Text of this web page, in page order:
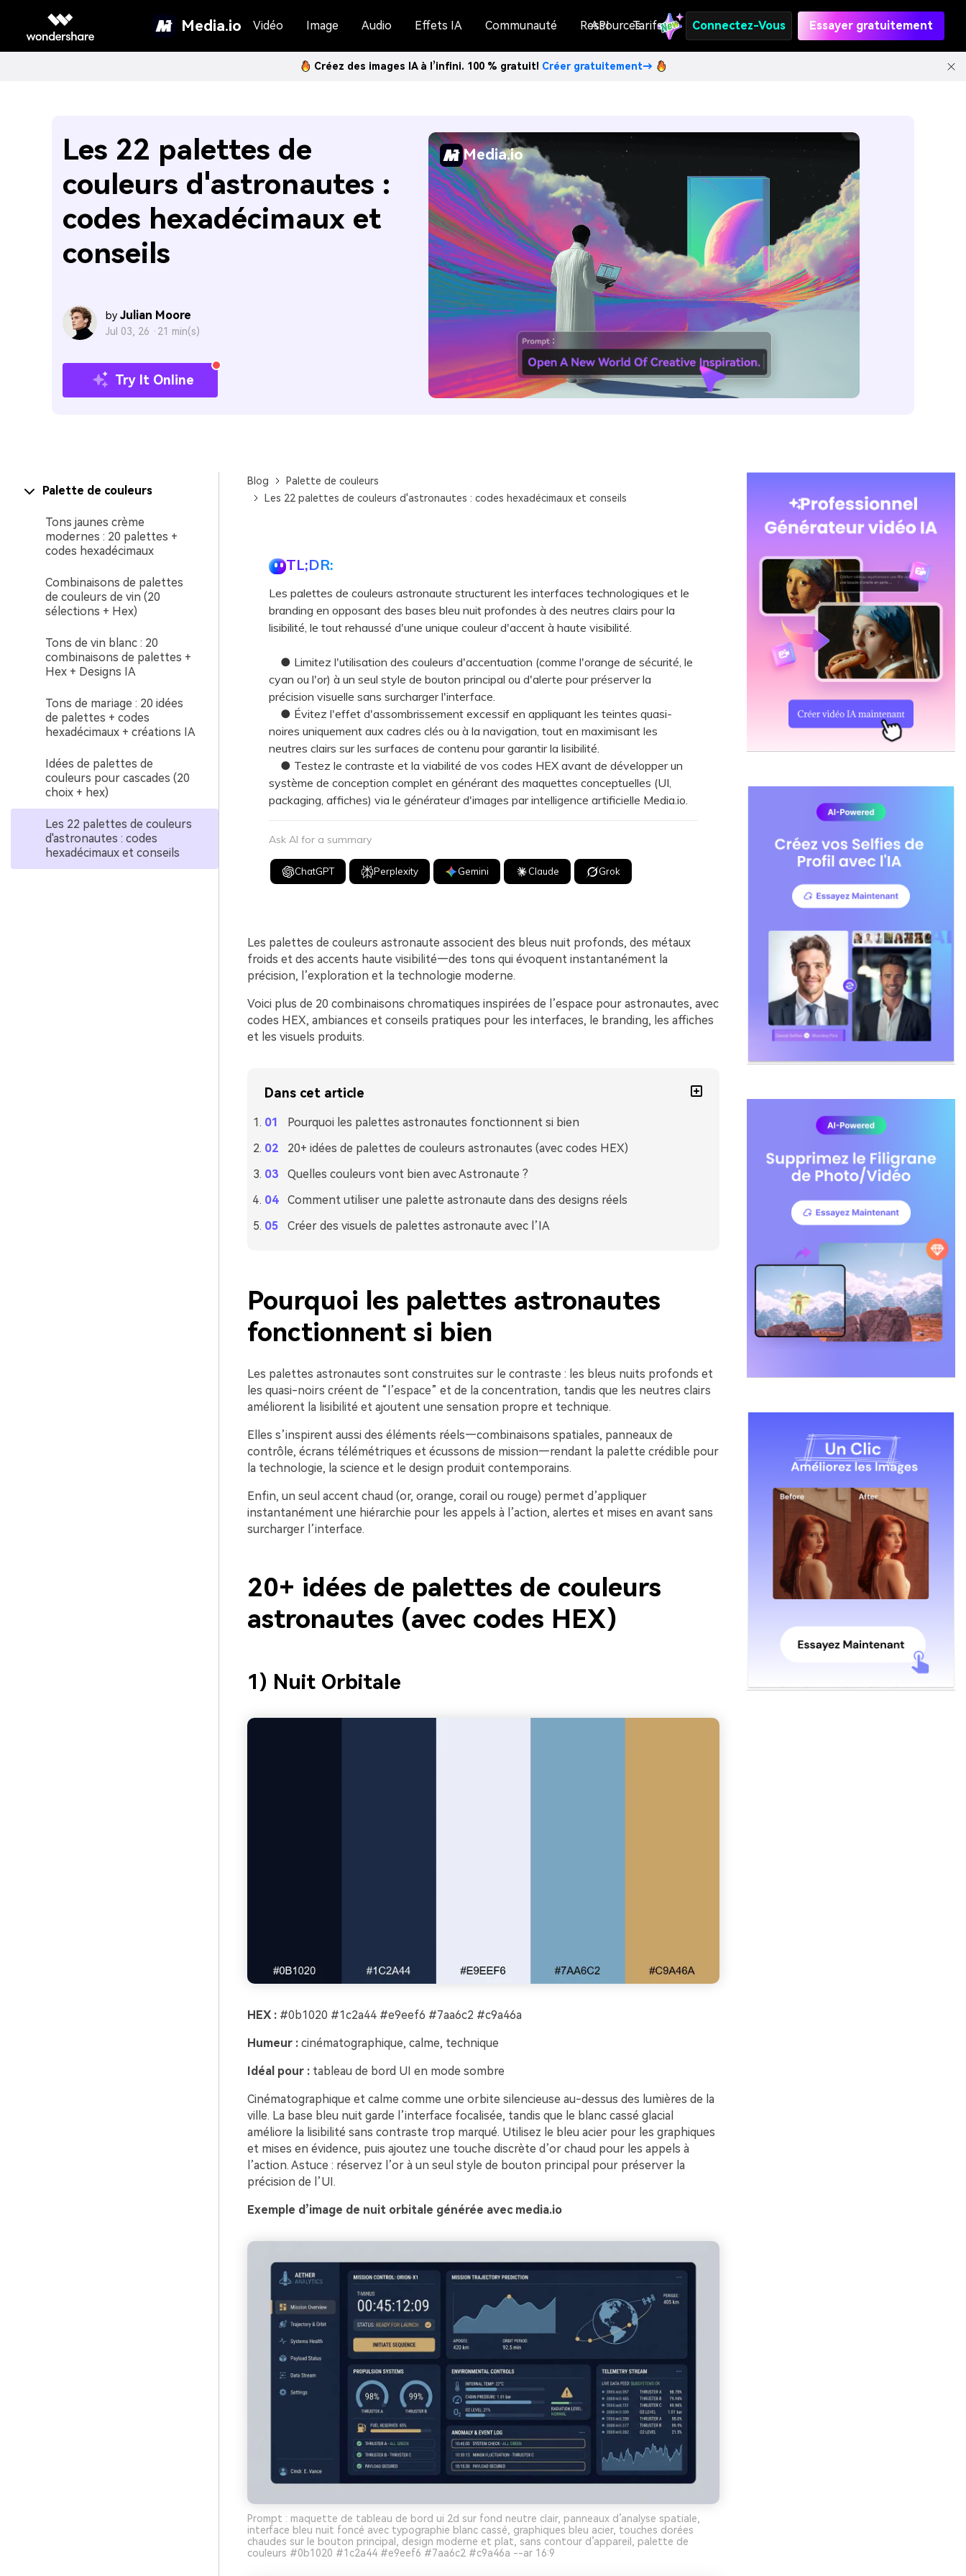
Media.io Vidéo Image Audio Effets IA Communauté Ressources
API Tarifs Connectez-Vous Essayer gratuitement
Créez des images IA à l’infini. 100 % gratuit! Créer gratuitement→
Les 22 palettes de
couleurs d'astronautes :
codes hexadécimaux et
conseils
by Julian Moore
Jul 03, 26 · 21 min(s)
Try It Online
Media.io
Palette de couleurs
Tons jaunes crème
modernes : 20 palettes +
codes hexadécimaux
Combinaisons de palettes
de couleurs de vin (20
sélections + Hex)
Tons de vin blanc : 20
combinaisons de palettes +
Hex + Designs IA
Tons de mariage : 20 idées
de palettes + codes
hexadécimaux + créations IA
Idées de palettes de
couleurs pour cascades (20
choix + hex)
Les 22 palettes de couleurs
d'astronautes : codes
hexadécimaux et conseils
Blog
Palette de couleurs
Les 22 palettes de couleurs d'astronautes : codes hexadécimaux et conseils
TL;DR:
Les palettes de couleurs astronaute structurent les interfaces technologiques et le
branding en opposant des bases bleu nuit profondes à des neutres clairs pour la
lisibilité, le tout rehaussé d'une unique couleur d'accent à haute visibilité.
● Limitez l'utilisation des couleurs d'accentuation (comme l'orange de sécurité, le
cyan ou l'or) à un seul style de bouton principal ou d'alerte pour préserver la
précision visuelle sans surcharger l'interface.
● Évitez l'effet d'assombrissement excessif en appliquant les teintes quasi-
noires uniquement aux cadres clés ou à la navigation, tout en maximisant les
neutres clairs sur les surfaces de contenu pour garantir la lisibilité.
● Testez le contraste et la viabilité de vos codes HEX avant de développer un
système de conception complet en générant des maquettes conceptuelles (UI,
packaging, affiches) via le générateur d'images par intelligence artificielle Media.io.
Ask AI for a summary
ChatGPT Perplexity Gemini Claude Grok
Les palettes de couleurs astronaute associent des bleus nuit profonds, des métaux
froids et des accents haute visibilité—des tons qui évoquent instantanément la
précision, l’exploration et la technologie moderne.
Voici plus de 20 combinaisons chromatiques inspirées de l’espace pour astronautes, avec
codes HEX, ambiances et conseils pratiques pour les interfaces, le branding, les affiches
et les visuels produits.
Dans cet article
Pourquoi les palettes astronautes fonctionnent si bien
20+ idées de palettes de couleurs astronautes (avec codes HEX)
Quelles couleurs vont bien avec Astronaute ?
Comment utiliser une palette astronaute dans des designs réels
Créer des visuels de palettes astronaute avec l’IA
Pourquoi les palettes astronautes
fonctionnent si bien
Les palettes astronautes sont construites sur le contraste : les bleus nuits profonds et
les quasi-noirs créent de “l’espace” et de la concentration, tandis que les neutres clairs
améliorent la lisibilité et ajoutent une sensation propre et technique.
Elles s’inspirent aussi des éléments réels—combinaisons spatiales, panneaux de
contrôle, écrans télémétriques et écussons de mission—rendant la palette crédible pour
la technologie, la science et le design produit contemporains.
Enfin, un seul accent chaud (or, orange, corail ou rouge) permet d’appliquer
instantanément une hiérarchie pour les appels à l’action, alertes et mises en avant sans
surcharger l’interface.
20+ idées de palettes de couleurs
astronautes (avec codes HEX)
1) Nuit Orbitale
HEX :#0b1020 #1c2a44 #e9eef6 #7aa6c2 #c9a46a
Humeur :cinématographique, calme, technique
Idéal pour :tableau de bord UI en mode sombre
Cinématographique et calme comme une orbite silencieuse au-dessus des lumières de la
ville. La base bleu nuit garde l’interface focalisée, tandis que le blanc cassé glacial
améliore la lisibilité sans contraste trop marqué. Utilisez le bleu acier pour les graphiques
et mises en évidence, puis ajoutez une touche discrète d’or chaud pour les appels à
l’action. Astuce : réservez l’or à un seul style de bouton principal pour préserver la
précision de l’UI.
Exemple d’image de nuit orbitale générée avec media.io
Prompt : maquette de tableau de bord ui 2d sur fond neutre clair, panneaux d’analyse spatiale,
interface bleu nuit foncé avec typographie blanc cassé, graphiques bleu acier, touches dorées
chaudes sur le bouton principal, design moderne et plat, sans contour d’appareil, palette de
couleurs #0b1020 #1c2a44 #e9eef6 #7aa6c2 #c9a46a --ar 16:9